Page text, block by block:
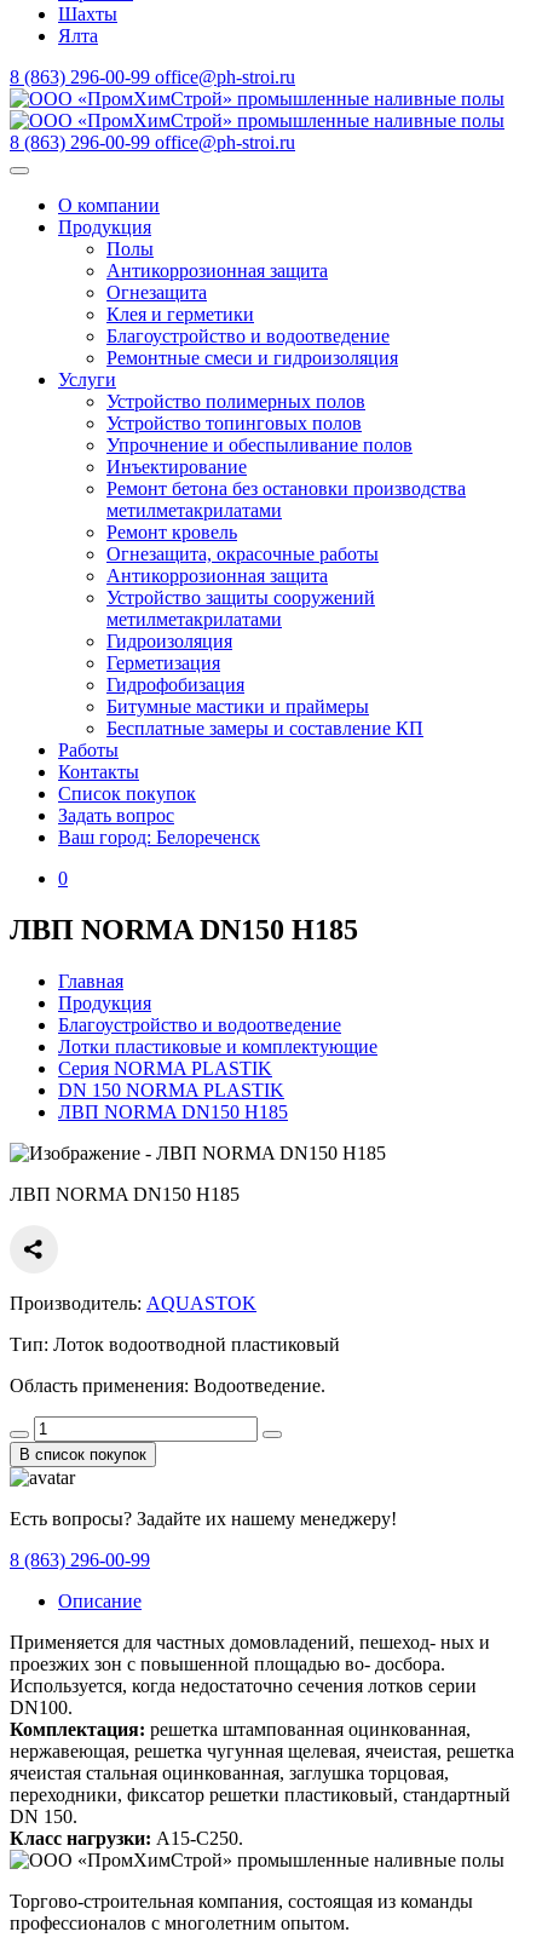
Шахты
Ялта
8 (863) 296-00-99 office@ph-stroi.ru
8 (863) 296-00-99 office@ph-stroi.ru
О компании
Продукция
Полы
Антикоррозионная защита
Огнезащита
Клея и герметики
Благоустройство и водоотведение
Ремонтные смеси и гидроизоляция
Услуги
Устройство полимерных полов
Устройство топинговых полов
Упрочнение и обеспыливание полов
Инъектирование
Ремонт бетона без остановки производства
метилметакрилатами
Ремонт кровель
Огнезащита, окрасочные работы
Антикоррозионная защита
Устройство защиты сооружений
метилметакрилатами
Гидроизоляция
Герметизация
Гидрофобизация
Битумные мастики и праймеры
Бесплатные замеры и составление КП
Работы
Контакты
Список покупок
Задать вопрос
Ваш город: Белореченск
0
ЛВП NORMA DN150 H185
Главная
Продукция
Благоустройство и водоотведение
Лотки пластиковые и комплектующие
Серия NORMA PLASTIK
DN 150 NORMA PLASTIK
ЛВП NORMA DN150 H185
ЛВП NORMA DN150 H185
Производитель: AQUASTOK
Тип: Лоток водоотводной пластиковый
Область применения: Водоотведение.
В список покупок
Есть вопросы? Задайте их нашему менеджеру!
8 (863) 296-00-99
Описание
Применяется для частных домовладений, пешеход- ных и
проезжих зон с повышенной площадью во- досбора.
Используется, когда недостаточно сечения лотков серии
DN100.
Комплектация: решетка штампованная оцинкованная,
нержавеющая, решетка чугунная щелевая, ячеистая, решетка
ячеистая стальная оцинкованная, заглушка торцовая,
переходники, фиксатор решетки пластиковый, стандартный
DN 150.
Класс нагрузки: A15-C250.
Торгово-строительная компания, состоящая из команды
профессионалов с многолетним опытом.